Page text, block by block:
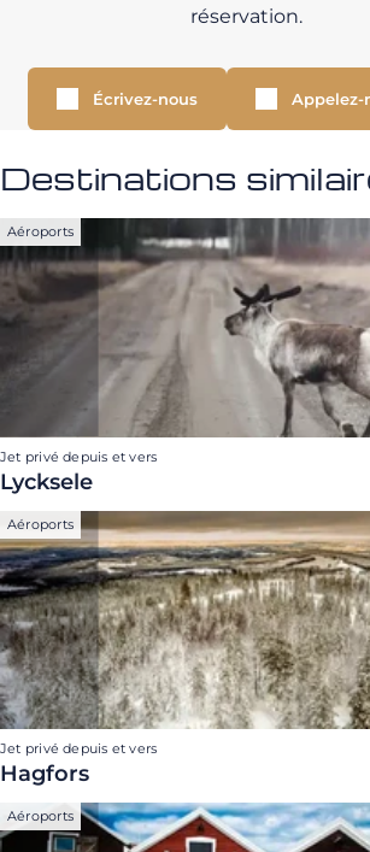
réservation.
Écrivez-nous Appelez-
Destinations
Aéroports
Jet privé depuis et vers
Lycksele
Aéroports
Jet privé depuis et vers
Hagfors
Aéroports